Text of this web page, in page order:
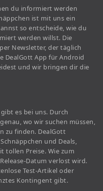
du informiert werden
ist mit uns ein
so entscheide, wie du
werden willst. Die
Newsletter, der täglich
DealGott App für Android
und wir bringen dir die
es bei uns. Durch
wo wir suchen müssen,
zu finden. DealGott
und Deals,
tollen Preise. Wie zum
Datum verlost wird.
Test-Artikel oder
Kontingent gibt.